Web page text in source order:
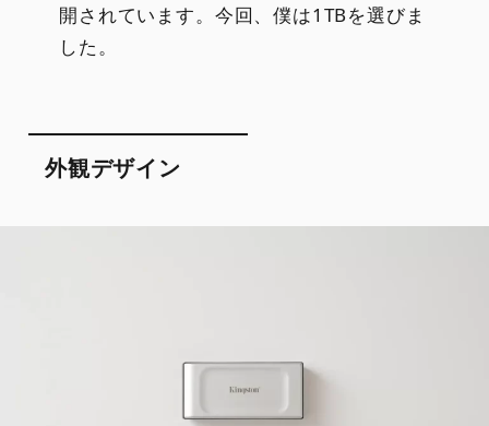
開されています。今回、僕は1TBを選びま
した。
外観デザイン